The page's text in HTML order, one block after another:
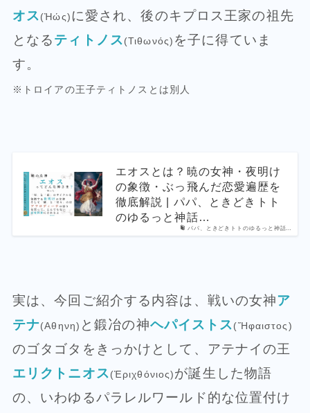
オス(Ἠώς) に愛され、後のキプロス王家の祖先
となるティトノス(Τιθωνός) を子に得ていま
す。
※トロイアの王子ティトノスとは別人
パパ、ときどきトトのゆるっと神話…
エオスとは？暁の女神・夜明け
の象徴・ぶっ飛んだ恋愛遍歴を
徹底解説 | パパ、ときどきトト
のゆるっと神話…
実は、今回ご紹介する内容は、戦いの女神ア
テナ(Αθηνη) と鍛冶の神ヘパイストス(Ἥφαιστος)
のゴタゴタをきっかけとして、アテナイの王
エリクトニオス(Ἐριχθόνιος)が誕生した物語
の、いわゆるパラレルワールド的な位置付け